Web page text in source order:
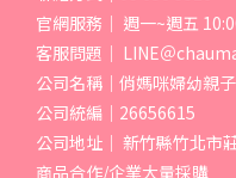
官網服務｜ 週一~週五
客服問題｜ LINE＠
公司名稱｜俏媽咪婦幼親
公司統編｜26656615
公司地址｜ 新竹縣竹北市
商品合作/企業大量採購